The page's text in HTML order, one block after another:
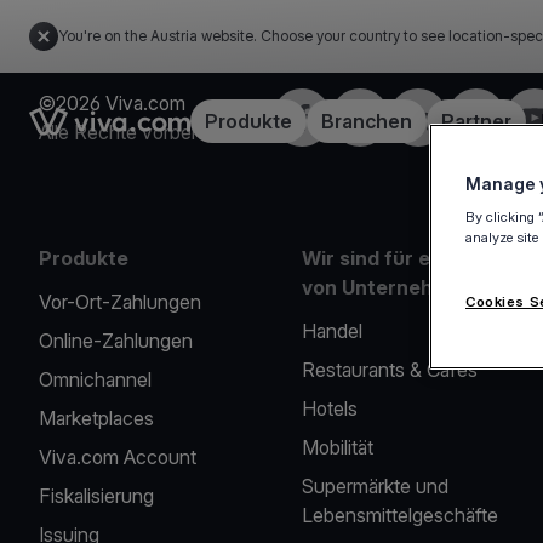
You're on the Austria website. Choose your country to see location-
Link to the homepageProdukte Branchen Partner
©2026 Viva.com
Alle Rechte vorbehalten
Facebook
X LinkedInInstagram
Produkte
Vor-Ort-Zahlungen
Online-Zahlungen
Omnichannel
Marketplaces
Viva.com Account
Fiskalisierung
Issuing
Wir sind für eine Reihe
von Unternehmen da
Handel
Restaurants & Cafés
Hotels
Mobilität
Supermärkte und
Lebensmittelgeschäfte
Manage
By clicking
analyze
Cookies